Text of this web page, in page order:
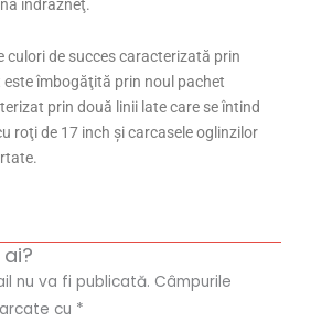
îndrăzneţ.
culori de succes caracterizată prin
este îmbogăţită prin noul pachet
prin două linii late care se întind
roţi de 17 inch şi carcasele oglinzilor
nu va fi publicată. Câmpurile
cu *